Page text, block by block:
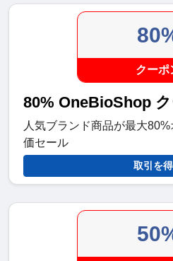
クーポ
80% OneBioShop
人気ブランド商品が最大
価セール
取引を